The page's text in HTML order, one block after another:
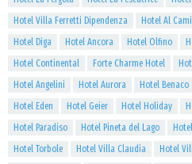
Hotel Villa Ferretti Dipendenza
Hotel Al
Hotel Diga
Hotel Ancora Hotel Olfino
Hotel Continental
Forte Charme Hotel
Hotel Angelini
Hotel Aurora Hotel Benaco
Hotel Eden
Hotel Geier Hotel Holiday
Hotel Paradiso
Hotel Pineta del Lago
Hotel Torbole
Hotel Villa Claudia Hotel